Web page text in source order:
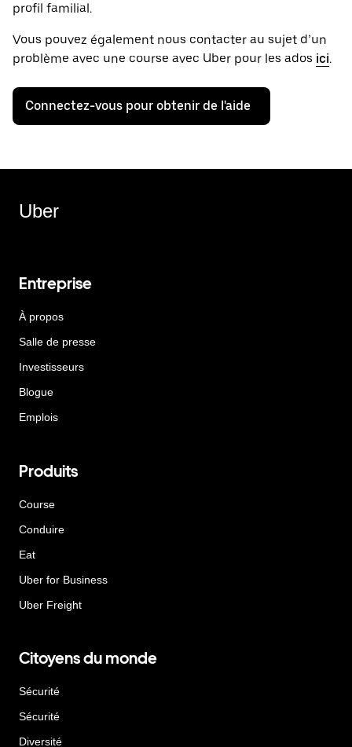
profil familial.
Vous pouvez également nous contacter au sujet d’un
problème avec une course avec Uber pour les ados ici.
Connectez-vous pour obtenir de l'aide
Uber
Entreprise
À propos
Salle de presse
Investisseurs
Blogue
Emplois
Produits
Course
Conduire
Eat
Uber for Business
Uber Freight
Citoyens du monde
Sécurité
Sécurité
Diversité